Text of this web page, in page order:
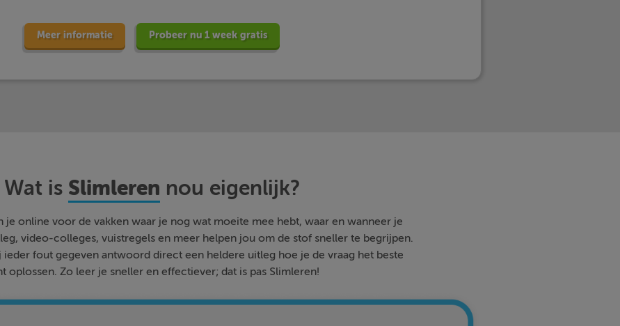
Meer informatie Probeer nu 1 week gratis
Wat is Slimleren nou eigenlijk?
je online voor de vakken waar je nog wat moeite mee hebt, waar en wanneer je
video-colleges, vuistregels en meer helpen jou om de stof sneller te begrijpen.
ieder fout gegeven antwoord direct een heldere uitleg hoe je de vraag het beste
oplossen. Zo leer je sneller en effectiever; dat is pas Slimleren!